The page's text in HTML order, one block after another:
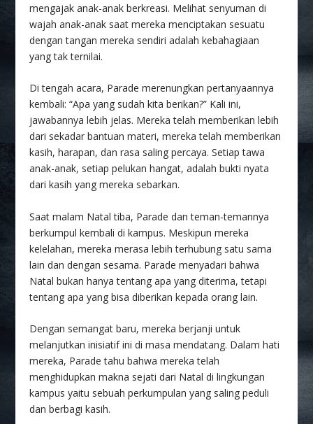
mengajak anak-anak berkreasi. Melihat senyuman di
wajah anak-anak saat mereka menciptakan sesuatu
dengan tangan mereka sendiri adalah kebahagiaan
yang tak ternilai.
Di tengah acara, Parade merenungkan pertanyaannya
kembali: “Apa yang sudah kita berikan?” Kali ini,
jawabannya lebih jelas. Mereka telah memberikan lebih
dari sekadar bantuan materi, mereka telah memberikan
kasih, harapan, dan rasa saling percaya. Setiap tawa
anak-anak, setiap pelukan hangat, adalah bukti nyata
dari kasih yang mereka sebarkan.
Saat malam Natal tiba, Parade dan teman-temannya
berkumpul kembali di kampus. Meskipun mereka
kelelahan, mereka merasa lebih terhubung satu sama
lain dan dengan sesama. Parade menyadari bahwa
Natal bukan hanya tentang apa yang diterima, tetapi
tentang apa yang bisa diberikan kepada orang lain.
Dengan semangat baru, mereka berjanji untuk
melanjutkan inisiatif ini di masa mendatang. Dalam hati
mereka, Parade tahu bahwa mereka telah
menghidupkan makna sejati dari Natal di lingkungan
kampus yaitu sebuah perkumpulan yang saling peduli
dan berbagi kasih.